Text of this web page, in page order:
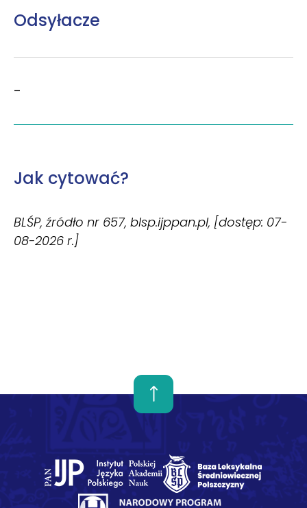
Odsyłacze
–
Jak cytować?
BLŚP, źródło nr 657, blsp.ijppan.pl, [dostęp: 07-
08-2026 r.]